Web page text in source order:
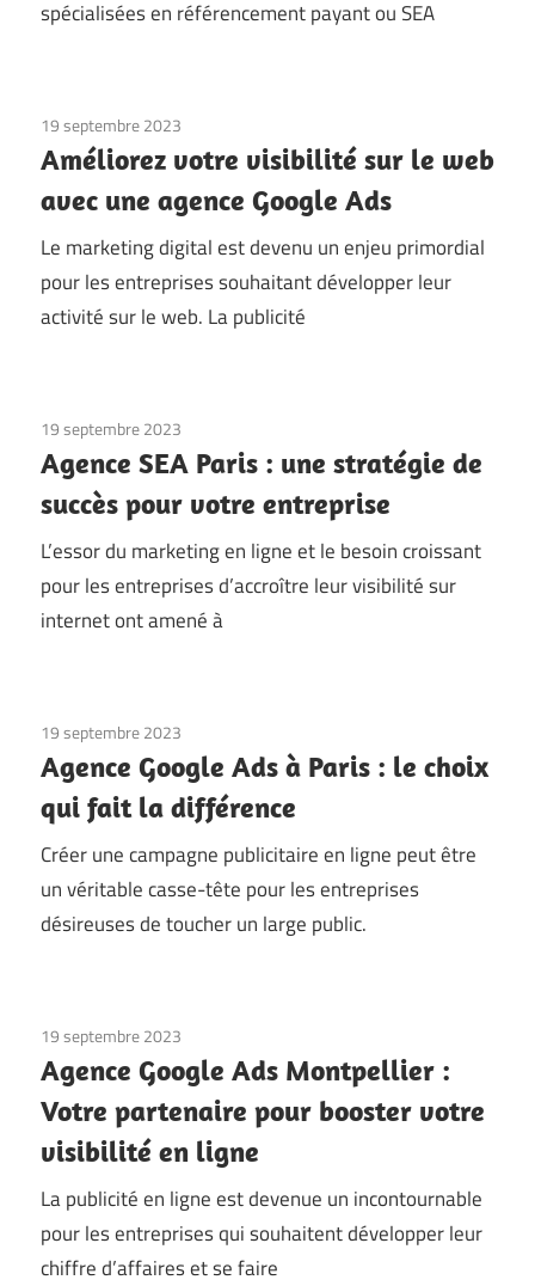
spécialisées en référencement payant ou SEA
19 septembre 2023
Améliorez votre visibilité sur le web
avec une agence Google Ads
Le marketing digital est devenu un enjeu primordial
pour les entreprises souhaitant développer leur
activité sur le web. La publicité
19 septembre 2023
Agence SEA Paris : une stratégie de
succès pour votre entreprise
L’essor du marketing en ligne et le besoin croissant
pour les entreprises d’accroître leur visibilité sur
internet ont amené à
19 septembre 2023
Agence Google Ads à Paris : le choix
qui fait la différence
Créer une campagne publicitaire en ligne peut être
un véritable casse-tête pour les entreprises
désireuses de toucher un large public.
19 septembre 2023
Agence Google Ads Montpellier :
Votre partenaire pour booster votre
visibilité en ligne
La publicité en ligne est devenue un incontournable
pour les entreprises qui souhaitent développer leur
chiffre d’affaires et se faire